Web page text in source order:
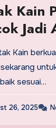
Kain
Jadi
Kain
sesuai…
26, 2025